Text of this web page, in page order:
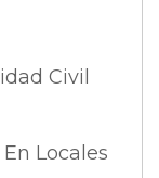
Civil
Locales